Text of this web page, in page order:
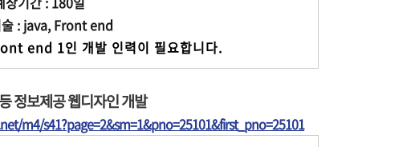
술 : java, Front end
end 1인 개발 인력이 필요합니다.
정보제공 웹디자인 개발
m4/s41?page=2&sm=1&pno=25101&first_pno=25101